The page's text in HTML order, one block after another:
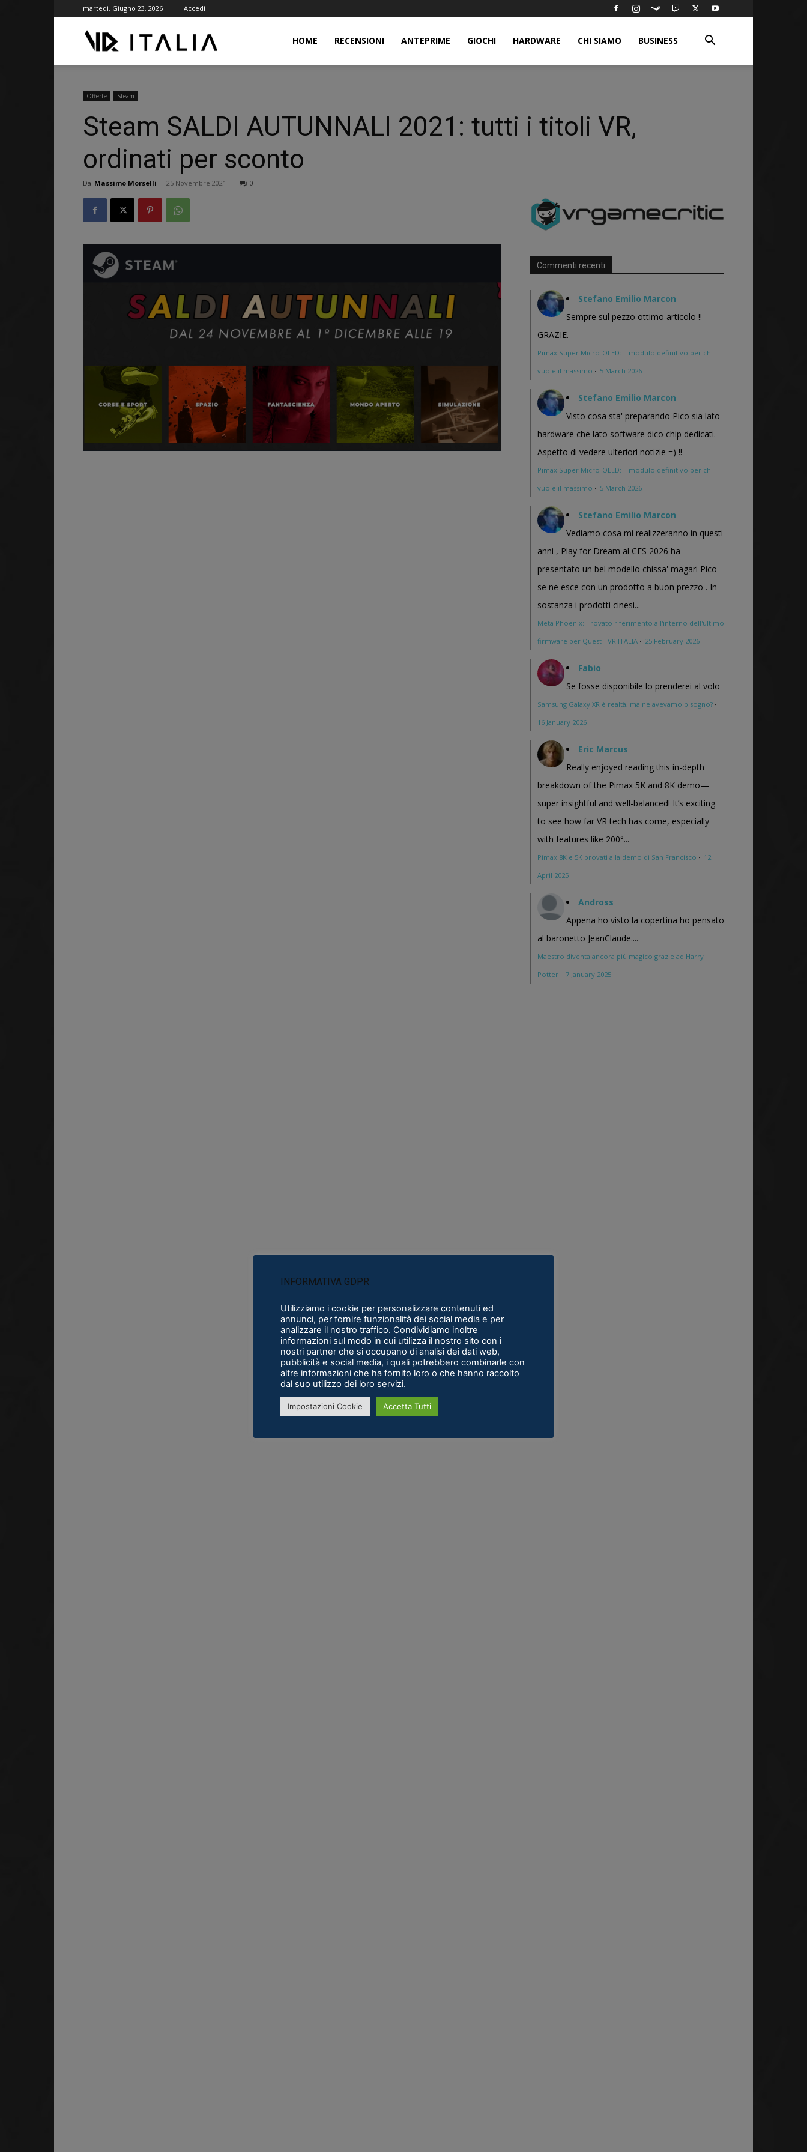
martedì, Giugno 23, 2026 Accedi
HOME RECENSIONI ANTEPRIME GIOCHI HARDWARE CHI SIAMO BUSINESS
Offerte Steam
Steam SALDI AUTUNNALI 2021: tutti i titoli VR,
ordinati per sconto
Da Massimo Morselli - 25 Novembre 2021 0
Commenti recenti
Stefano Emilio Marcon
Sempre sul pezzo ottimo articolo !!
GRAZIE.
Pimax Super Micro-OLED: il modulo definitivo per chi
vuole il massimo · 5 March 2026
Stefano Emilio Marcon
Visto cosa sta' preparando Pico sia lato
hardware che lato software dico chip dedicati.
Aspetto di vedere ulteriori notizie =) !!
Pimax Super Micro-OLED: il modulo definitivo per chi
vuole il massimo · 5 March 2026
Stefano Emilio Marcon
Vediamo cosa mi realizzeranno in questi
anni , Play for Dream al CES 2026 ha
presentato un bel modello chissa' magari Pico
se ne esce con un prodotto a buon prezzo . In
sostanza i prodotti cinesi...
Meta Phoenix: Trovato riferimento all'interno dell'ultimo
firmware per Quest - VR ITALIA · 25 February 2026
Fabio
Se fosse disponibile lo prenderei al volo
Samsung Galaxy XR è realtà, ma ne avevamo bisogno? ·
16 January 2026
Eric Marcus
Really enjoyed reading this in-depth
breakdown of the Pimax 5K and 8K demo—
super insightful and well-balanced! It’s exciting
to see how far VR tech has come, especially
with features like 200°...
Pimax 8K e 5K provati alla demo di San Francisco · 12
April 2025
Andross
Appena ho visto la copertina ho pensato
al baronetto JeanClaude....
Maestro diventa ancora più magico grazie ad Harry
Potter · 7 January 2025
INFORMATIVA GDPR
Utilizziamo i cookie per personalizzare contenuti ed
annunci, per fornire funzionalità dei social media e per
analizzare il nostro traffico. Condividiamo inoltre
informazioni sul modo in cui utilizza il nostro sito con i
nostri partner che si occupano di analisi dei dati web,
pubblicità e social media, i quali potrebbero combinarle con
altre informazioni che ha fornito loro o che hanno raccolto
dal suo utilizzo dei loro servizi.
Impostazioni Cookie Accetta Tutti